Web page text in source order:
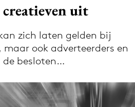
de app
via de Adformatie
app
uit
zich laten gelden bij
ook adverteerders en
de besloten…